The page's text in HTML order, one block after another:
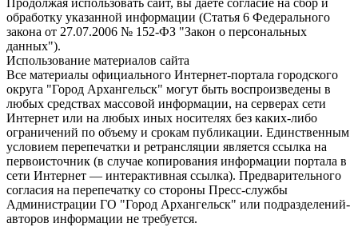
Продолжая использовать сайт, вы даете согласие на сбор и
обработку указанной информации (Статья 6 Федерального
закона от 27.07.2006 № 152-ФЗ "Закон о персональных
данных").
Использование материалов сайта
Все материалы официального Интернет-портала городского
округа "Город Архангельск" могут быть воспроизведены в
любых средствах массовой информации, на серверах сети
Интернет или на любых иных носителях без каких-либо
ограничений по объему и срокам публикации. Единственным
условием перепечатки и ретрансляции является ссылка на
первоисточник (в случае копирования информации портала в
сети Интернет — интерактивная ссылка). Предварительного
согласия на перепечатку со стороны Пресс-службы
Администрации ГО "Город Архангельск" или подразделений-
авторов информации не требуется.